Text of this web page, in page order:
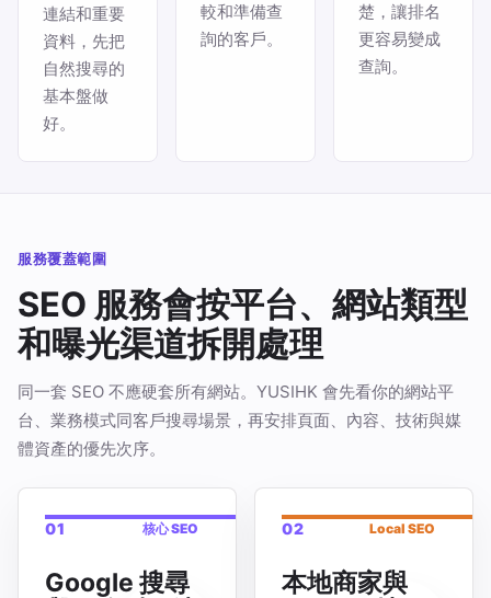
連結和重要
資料，先把
自然搜尋的
基本盤做
好。
較和準備查
詢的客戶。
楚，讓排名
更容易變成
查詢。
服務覆蓋範圍
SEO 服務會按平台、網站類型
和曝光渠道拆開處理
同一套 SEO 不應硬套所有網站。YUSIHK 會先看你的網站平
台、業務模式同客戶搜尋場景，再安排頁面、內容、技術與媒
體資產的優先次序。
01 核心 SEO
Google 搜尋
02 Local SEO
本地商家與